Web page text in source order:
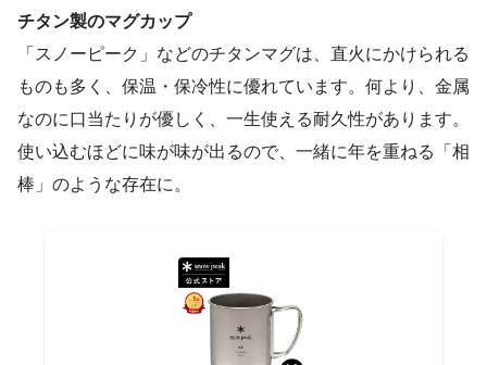
チタン製のマグカップ
「スノーピーク」などのチタンマグは、直火にかけられる
ものも多く、保温・保冷性に優れています。何より、金属
なのに口当たりが優しく、一生使える耐久性があります。
使い込むほどに味が味が出るので、一緒に年を重ねる「相
棒」のような存在に。